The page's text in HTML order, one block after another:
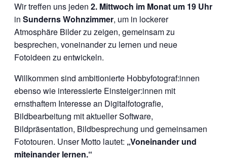
Wir treffen uns jeden 2. Mittwoch im Monat um 19 Uhr
in Sunderns Wohnzimmer, um in lockerer
Atmosphäre Bilder zu zeigen, gemeinsam zu
besprechen, voneinander zu lernen und neue
Fotoideen zu entwickeln.
Willkommen sind ambitionierte Hobbyfotograf:innen
ebenso wie interessierte Einsteiger:innen mit
ernsthaftem Interesse an Digitalfotografie,
Bildbearbeitung mit aktueller Software,
Bildpräsentation, Bildbesprechung und gemeinsamen
Fototouren. Unser Motto lautet: „Voneinander und
miteinander lernen.“